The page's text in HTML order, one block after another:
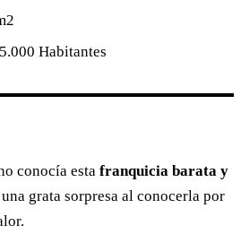
Habitantes
conocía esta franquicia barata y
grata sorpresa al conocerla por